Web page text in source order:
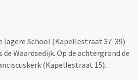
lagere School (Kapellestraat 37-39)
Waardsedijk. Op de achtergrond de
(Kapellestraat 15).